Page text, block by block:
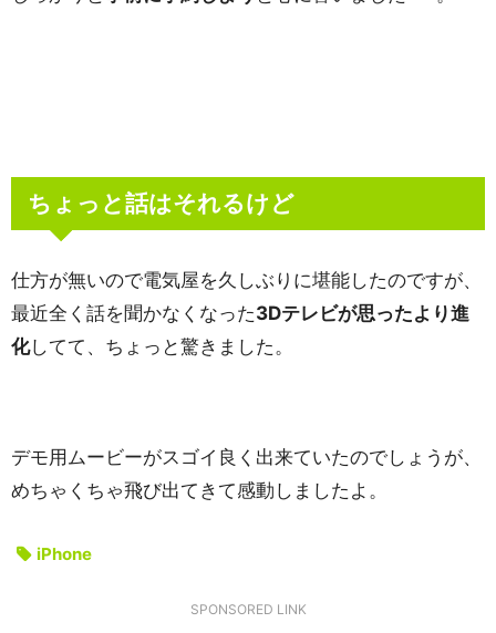
ちょっと話はそれるけど
仕方が無いので電気屋を久しぶりに堪能したのですが、
最近全く話を聞かなくなった3Dテレビが思ったより進
化してて、ちょっと驚きました。
デモ用ムービーがスゴイ良く出来ていたのでしょうが、
めちゃくちゃ飛び出てきて感動しましたよ。
iPhone
SPONSORED LINK